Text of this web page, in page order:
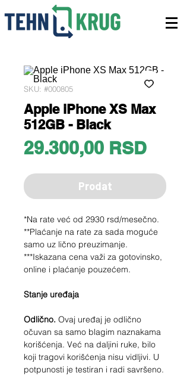
SKU: #000805
Apple iPhone XS Max
512GB - Black
29.300,00 RSDPrice
Prodat
*Na rate već od 2930 rsd/mesečno.
**Plaćanje na rate za sada moguće
samo uz lično preuzimanje.
***Iskazana cena važi za gotovinsko,
online i plaćanje pouzećem.
Stanje uređaja
Odlično. Ovaj uređaj je odlično
očuvan sa samo blagim naznakama
korišćenja. Već na daljini ruke, bilo
koji tragovi korišćenja nisu vidljivi. U
potpunosti je testiran i radi savršeno.